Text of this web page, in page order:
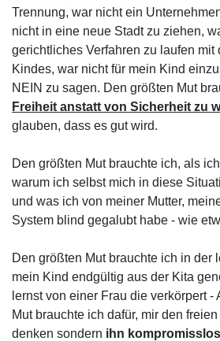
Trennung, war nicht ein
nicht in eine neue Stadt zu ziehen,
gerichtliches Verfahren zu laufen mit
Kindes, war nicht für mein Kind
NEIN zu sagen. Den größten Mut
Freiheit anstatt von Sicherheit zu
glauben, dass es gut wird.
Den größten Mut brauchte ich, als
warum ich selbst mich in diese
und was ich von meiner Mutter,
System blind gegalubt habe - wie
Den größten Mut brauchte ich in der
mein Kind endgültig aus der Kita
lernst von einer Frau die verkörpert -
Mut brauchte ich dafür, mir den
denken sondern ihn